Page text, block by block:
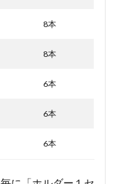
8本
8本
6本
6本
6本